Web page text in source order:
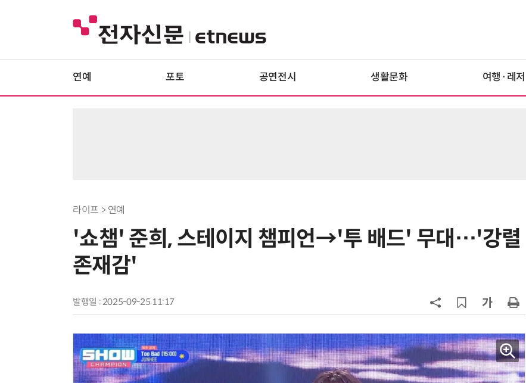
연예 포토 공연전시 생활문화 여행·레저
라이프 > 연예
'쇼챔' 준희, 스테이지 챔피언→'투 배드' 무대…'강렬
존재감'
발행일 : 2025-09-25 11:17
AI Native Enterprise를 지원하는 AI Ready Data 플랫폼 활용 전략 AI 시대의 옵저버빌리티: GPU·LLM 모니터링부터 AI 기반 장애 대응까지